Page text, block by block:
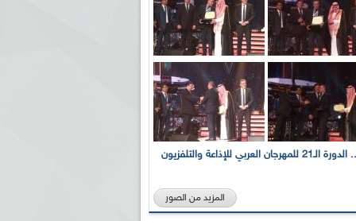
بالصور... الدورة الـ21 للمهرجان العربي للإذاعة والتلفزيون
المزيد من الصور